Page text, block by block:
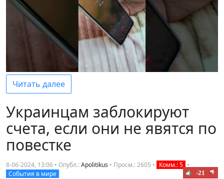
Читать далее
Украинцам заблокируют
счета, если они не явятся по
повестке
8-06-2024, 13:06 • Опубл.:Apolitikus • Просм.: 2605 • Комм.: 5 •
События в мире
-21